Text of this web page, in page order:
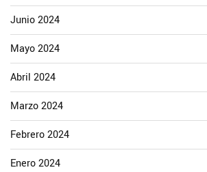
Junio 2024
Mayo 2024
Abril 2024
Marzo 2024
Febrero 2024
Enero 2024